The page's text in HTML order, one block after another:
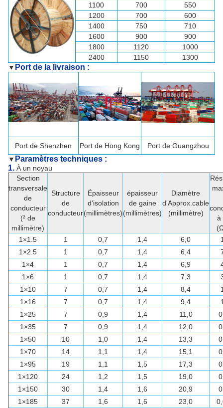
1100
700
550
1200
700
600
1400
750
710
1600
900
900
1800
1120
1000
2400
1150
1300
▼ Port de la livraison :
Port de Shenzhen Port de Hong Kong
Port de Guangzhou
▼ Paramètres techniques :
1. À un noyau
Section
transversale
de
conducteur
(² de
millimètre)
Structure
de
conducteur
Épaisseur
d'isolation
(millimètres)
épaisseur
de gaine
(millimètres)
Diamètre
d'Approx.cable
(millimètre)
à
1×1.5
1 0,7 1,4 6,0
1×2.5
1 0,7 1,4 6,4
1×4
1 0,7 1,4 6,9
1×6
1 0,7 1,4 7,3
1×10
7 0,7 1,4 8,4
1×16
7 0,7 1,4 9,4
1×25
7 0,9 1,4 11,0
1×35
7 0,9 1,4 12,0
1×50
10 1,0 1,4 13,3
1×70
14 1,1 1,4 15,1
1×95
19 1,1 1,5 17,3
1×120
24 1,2 1,5 19,0
1×150
30 1,4 1,6 20,9
1×185
37 1,6 1,6 23,0